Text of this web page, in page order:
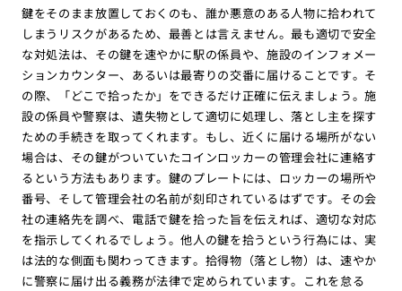
鍵をそのまま放置しておくのも、誰か悪意のある人物に拾われて
しまうリスクがあるため、最善とは言えません。最も適切で安全
な対処法は、その鍵を速やかに駅の係員や、施設のインフォメー
ションカウンター、あるいは最寄りの交番に届けることです。そ
の際、「どこで拾ったか」をできるだけ正確に伝えましょう。施
設の係員や警察は、遺失物として適切に処理し、落とし主を探す
ための手続きを取ってくれます。もし、近くに届ける場所がない
場合は、その鍵がついていたコインロッカーの管理会社に連絡す
るという方法もあります。鍵のプレートには、ロッカーの場所や
番号、そして管理会社の名前が刻印されているはずです。その会
社の連絡先を調べ、電話で鍵を拾った旨を伝えれば、適切な対応
を指示してくれるでしょう。他人の鍵を拾うという行為には、実
は法的な側面も関わってきます。拾得物（落とし物）は、速やか
に警察に届け出る義務が法律で定められています。これを怠る